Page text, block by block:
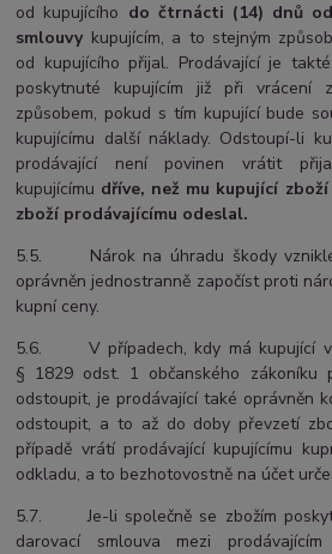
od kupujícího do čtrnácti (14) dnů
smlouvykupujícím, a to stejným
od kupujícího přijal. Prodávající je
poskytnuté kupujícím již při vrácení
způsobem, pokud s tím kupující bude
kupujícímu další náklady. Odstoupí-li
prodávající není povinen vrátit
kupujícímu dříve, než mu kupující
zboží prodávajícímu odeslal.
5.5. Nárok na úhradu škody vzniklé
oprávněn jednostranně započíst proti
kupní ceny.
5.6. V případech, kdy má kupující v
§ 1829 odst. 1 občanského zákoníku
odstoupit, je prodávající také oprávněn
odstoupit, a to až do doby převzetí
případě vrátí prodávající kupujícímu
odkladu, a to bezhotovostně na účet
5.7. Je-li společně se zbožím
darovací smlouva mezi